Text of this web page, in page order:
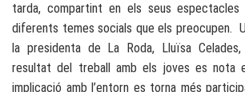
tarda, compartint en els seus
diferents temes socials que els preocupen.
la presidenta de La Roda, Lluïsa
resultat del treball amb els joves es
implicació amb l’entorn es torna més